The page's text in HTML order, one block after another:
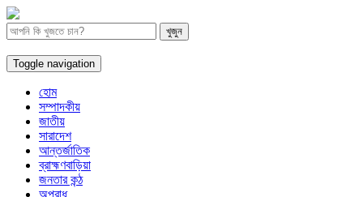
Toggle navigation
হোম
সম্পাদকীয়
জাতীয়
সারাদেশ
আন্তর্জাতিক
ব্রাহ্মণবাড়িয়া
জনতার কন্ঠ
অপরাধ